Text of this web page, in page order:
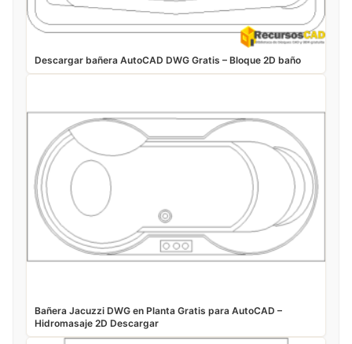
Descargar bañera AutoCAD DWG Gratis – Bloque 2D baño
Bañera Jacuzzi DWG en Planta Gratis para AutoCAD –
Hidromasaje 2D Descargar